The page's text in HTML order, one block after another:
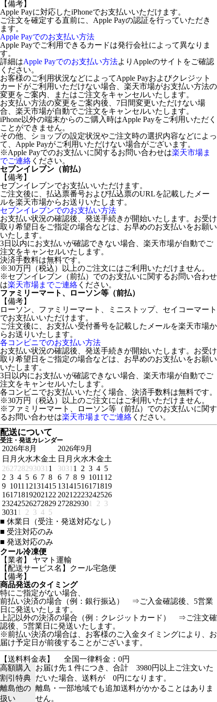
【備考】
Apple Payに対応したiPhoneでお支払いいただけます。
ご注文を確定する直前に、Apple Payの認証を行っていただき
ます。
Apple Payでのお支払い方法
Apple Payでご利用できるカードは発行会社によって異なりま
す。
詳細はApple Payでのお支払い方法よりAppleのサイトをご確認
ください。
お客様のご利用状況などによってApple Payおよびクレジット
カードがご利用いただけない場合、楽天市場がお支払い方法の
変更をご案内、またはご注文をキャンセルいたします。
お支払い方法の変更をご案内後、7日間変更いただけない場
合、楽天市場が自動でご注文をキャンセルいたします。
iPhone以外の端末からのご購入時はApple Payをご利用いただく
ことができません。
その他、ショップの設定状況やご注文時の選択内容などによっ
て、Apple Payがご利用いただけない場合がございます。
※Apple Payでのお支払いに関するお問い合わせは楽天市場ま
でご連絡 ください。
セブンイレブン（前払）
【備考】
セブンイレブンでお支払いいただけます。
ご注文後に、払込票番号および払込票のURLを記載したメー
ルを楽天市場からお送りいたします。
セブンイレブンでのお支払い方法
お支払い状況の確認後、発送手続きが開始いたします。お受け
取り希望日をご指定の場合などは、お早めのお支払いをお願い
いたします。
3日以内にお支払いが確認できない場合、楽天市場が自動でご
注文をキャンセルいたします。
決済手数料は無料です。
※30万円（税込）以上のご注文にはご利用いただけません。
※セブンイレブン（前払）でのお支払いに関するお問い合わせ
は楽天市場までご連絡 ください。
ファミリーマート、ローソン等（前払）
【備考】
ローソン、ファミリーマート、ミニストップ、セイコーマート
でお支払いいただけます。
ご注文後に、お支払い受付番号を記載したメールを楽天市場か
らお送りいたします。
各コンビニでのお支払い方法
お支払い状況の確認後、発送手続きが開始いたします。お受け
取り希望日をご指定の場合などは、お早めのお支払いをお願い
いたします。
3日以内にお支払いが確認できない場合、楽天市場が自動でご
注文をキャンセルいたします。
各コンビニでお支払いいただく場合、決済手数料は無料です。
※30万円（税込）以上のご注文にはご利用いただけません。
※ファミリーマート、ローソン等（前払）でのお支払いに関す
るお問い合わせは楽天市場までご連絡 ください。
配送について
受注・発送カレンダー
2026年8月
日 月 火水木金土
262728293031 1
2 3 4 5 6 7 8
9 1011 12131415
161718192021 22
23242526272829
3031 1 2 3 4 5
2026年9月
日 月 火水木金土
3031 1 2 3 4 5
6 7 8 9 1011 12
13141516171819
2021 2223242526
272829301 2 3
■ 休業日（受注・発送対応なし）
■ 受注対応のみ
■ 発送対応のみ
クール冷凍便
【業者】 ヤマト運輸
【配送サービス名】クール宅急便
【備考】
商品発送のタイミング
特にご指定がない場合、
前払い決済の場合（例：銀行振込） ⇒ご入金確認後、5営業
日に発送いたします。
上記以外の決済の場合（例：クレジットカード） ⇒ご注文確
認後、5営業日に発送いたします。
※前払い決済の場合は、お客様のご入金タイミングにより、お
届け予定日が前後することがございます。
【送料料金表】
全国一律料金：0円
高額購入
割引特典
お届け先１件につき、合計 3980円以上ご注文いた
だいた場合、送料が 0円になります。
離島他の
扱い
離島・一部地域でも追加送料がかかることはありま
せん。